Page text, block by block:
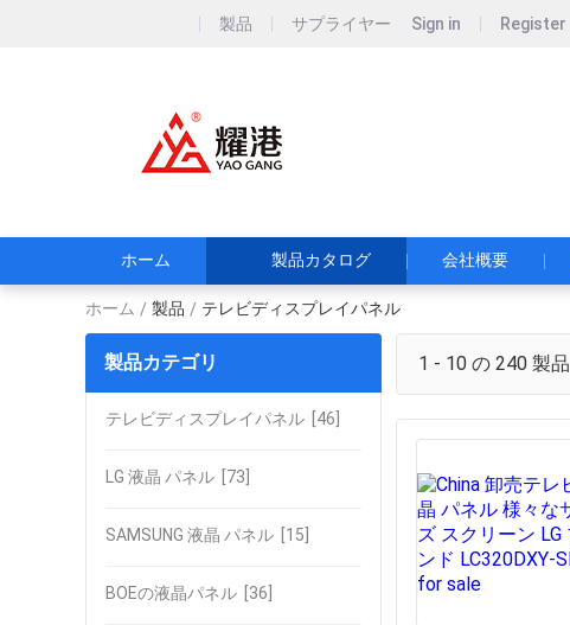
製品 サプライヤー Sign in Register
ホーム 製品カタログ 会社概要
ホーム / 製品 / テレビディスプレイパネル
製品カテゴリ
テレビディスプレイパネル [46]
LG 液晶 パネル [73]
SAMSUNG 液晶 パネル [15]
BOEの液晶パネル [36]
1 - 10 の 240 製品